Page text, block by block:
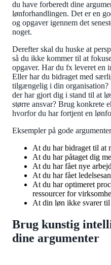
du have forberedt dine
lønforhandlingen. Det er en
og opgaver igennem det
noget.
Derefter skal du huske at
så du ikke kommer til at
opgaver. Har du fx leveret en
Eller har du bidraget med
tilgængelig i din organisation?
der har gjort dig i stand til at
større ansvar? Brug konkrete
hvorfor du har fortjent en
Eksempler på gode
At du har bidraget til at
At du har påtaget dig
At du har fået nye
At du har fået
At du har optimeret
ressourcer for
At din løn ikke svarer
Brug kunstig
dine argumenter